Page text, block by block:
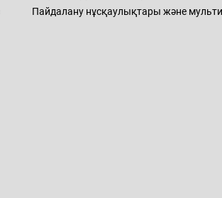
Пайдалану нұсқаулықтары және